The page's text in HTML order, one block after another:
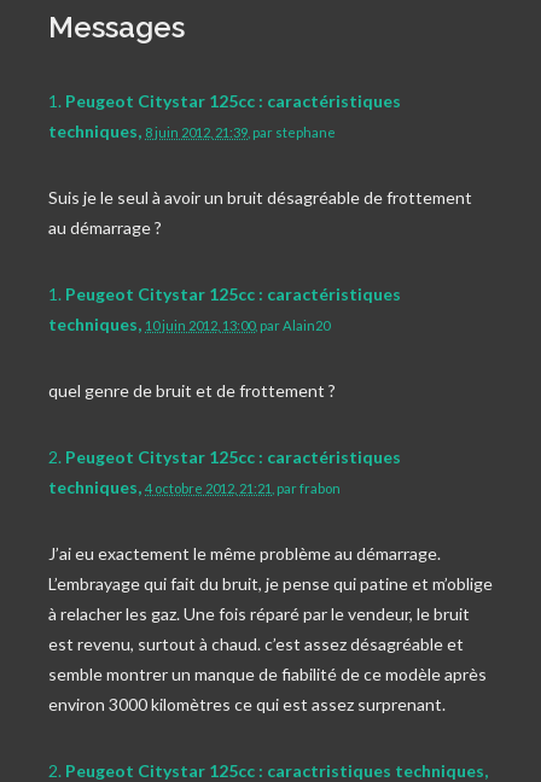
Messages
1. Peugeot Citystar 125cc : caractéristiques
techniques, 8 juin 2012, 21:39 par stephane
Suis je le seul à avoir un bruit désagréable de frottement
au démarrage ?
1. Peugeot Citystar 125cc : caractéristiques
techniques, 10 juin 2012, 13:00, parAlain20
quel genre de bruit et de frottement ?
2. Peugeot Citystar 125cc : caractéristiques
techniques, 4 octobre 2012, 21:21 parfrabon
J’ai eu exactement le même problème au démarrage.
L’embrayage qui fait du bruit, je pense qui patine et m’oblige
à relacher les gaz. Une fois réparé par le vendeur, le bruit
est revenu, surtout à chaud. c’est assez désagréable et
semble montrer un manque de fiabilité de ce modèle après
environ 3000 kilomètres ce qui est assez surprenant.
2. Peugeot Citystar 125cc : caractristiques techniques,